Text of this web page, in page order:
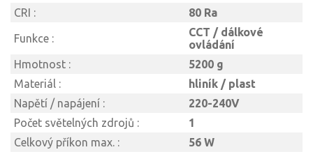
CRI :
80 Ra
Funkce :
CCT / dálkové
ovládání
Hmotnost :
5200 g
Materiál :
hliník / plast
Napětí / napájení :
220-240V
Počet světelných zdrojů :
1
Celkový příkon max. :
56 W